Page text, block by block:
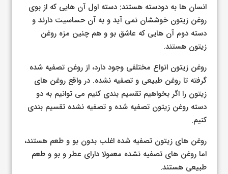
انسان ها به دودسته هستند: دسته اول آن هایی که از بوی
روغن زیتون خوششان نمی آید و به آن حساسیت دارند و
دسته دوم آن هایی که عاشق بو و هم چنین مزه روغن
زیتون هستند.
روغن زیتون انواع مختلفی وجود دارد، از روغن تصفیه شده
گرفته تا روغن طبیعی و تصفیه نشده. در واقع روغن های
زیتون را اگر بخواهیم تقسیم بندی کنیم می توانیم به دو
دسته روغن زیتون تصفیه شده و تصفیه نشده تقسیم بندی
کنیم.
روغن های زیتون تصفیه شده اغلب بدون بو و طعم هستند،
اما روغن های تصفیه نشده معمولا دارای عطر و بو و طعم
طبیعی هستند.